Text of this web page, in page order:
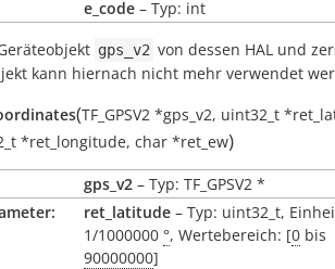
e_code – Typ: int
gps_v2 von dessen HAL und
kann hiernach nicht mehr verwendet
(TF_GPSV2 *gps_v2, uint32_t *
*ret_longitude, char *ret_ew)
gps_v2 – Typ: TF_GPSV2 *
ret_latitude – Typ: uint32_t,
1/1000000 °, Wertebereich: [0 bis
90000000]